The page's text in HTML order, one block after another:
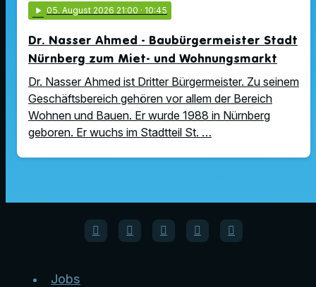
play_arrow 05. August 2026 21:00 · 10:45
Dr. Nasser Ahmed - Baubürgermeister Stadt
Nürnberg zum Miet- und Wohnungsmarkt
Dr. Nasser Ahmed ist Dritter Bürgermeister. Zu seinem
Geschäftsbereich gehören vor allem der Bereich
Wohnen und Bauen. Er wurde 1988 in Nürnberg
geboren. Er wuchs im Stadtteil St. …
Jobs